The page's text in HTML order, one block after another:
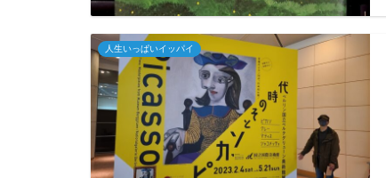
人生いっぱいイッパイ